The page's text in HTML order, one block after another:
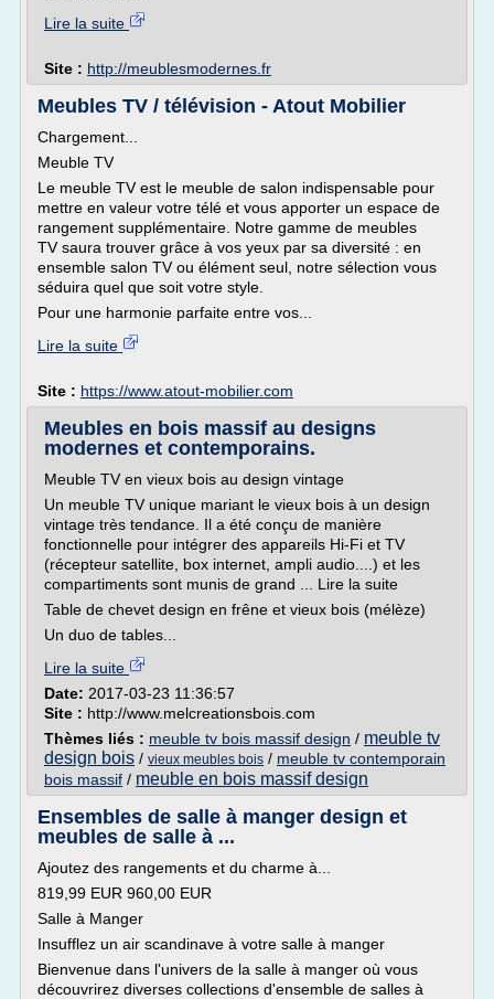
Lire la suite
Site : http://meublesmodernes.fr
Meubles TV / télévision - Atout Mobilier
Chargement...
Meuble TV
Le meuble TV est le meuble de salon indispensable pour
mettre en valeur votre télé et vous apporter un espace de
rangement supplémentaire. Notre gamme de meubles
TV saura trouver grâce à vos yeux par sa diversité : en
ensemble salon TV ou élément seul, notre sélection vous
séduira quel que soit votre style.
Pour une harmonie parfaite entre vos...
Lire la suite
Site : https://www.atout-mobilier.com
Meubles en bois massif au designs
modernes et contemporains.
Meuble TV en vieux bois au design vintage
Un meuble TV unique mariant le vieux bois à un design
vintage très tendance. Il a été conçu de manière
fonctionnelle pour intégrer des appareils Hi-Fi et TV
(récepteur satellite, box internet, ampli audio....) et les
compartiments sont munis de grand ... Lire la suite­­
Table de chevet design en frêne et vieux bois (mélèze)
Un duo de tables...
Lire la suite
Date: 2017-03-23 11:36:57
Site : http://www.melcreationsbois.com
Thèmes liés : meuble tv bois massif design / meuble tv
design bois / vieux meubles bois / meuble tv contemporain
bois massif / meuble en bois massif design
Ensembles de salle à manger design et
meubles de salle à ...
Ajoutez des rangements et du charme à...
819,99 EUR 960,00 EUR
Salle à Manger
Insufflez un air scandinave à votre salle à manger
Bienvenue dans l'univers de la salle à manger où vous
découvrirez diverses collections d'ensemble de salles à